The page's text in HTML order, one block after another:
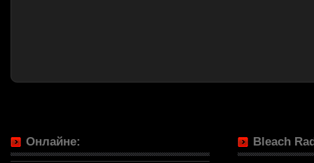
Онлайне: Bleach